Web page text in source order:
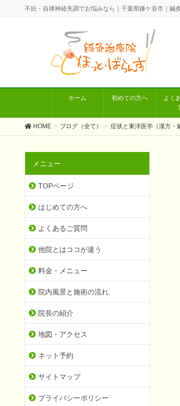
不妊・自律神経失調でお悩みなら｜千葉県鎌ケ谷市｜鍼
ホーム 初めての方へ
よく
HOME ブログ（全て） 症状と東洋医学（漢方・
メニュー
TOPページ
はじめての方へ
よくあるご質問
他院とはココが違う
料金・メニュー
院内風景と施術の流れ
院長の紹介
地図・アクセス
ネット予約
サイトマップ
プライバシーポリシー